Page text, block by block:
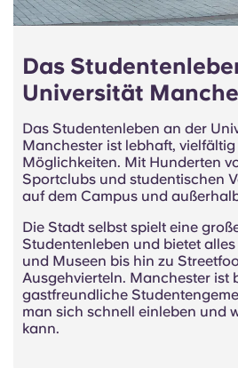
Das
Universität
Das Studentenleben an der
Manchester ist lebhaft,
Möglichkeiten. Mit Hunderten
Sportclubs und studentischen
auf dem Campus und
Die Stadt selbst spielt eine
Studentenleben und bietet
und Museen bis hin zu
Ausgehvierteln. Manchester ist
gastfreundliche
man sich schnell einleben und
kann.